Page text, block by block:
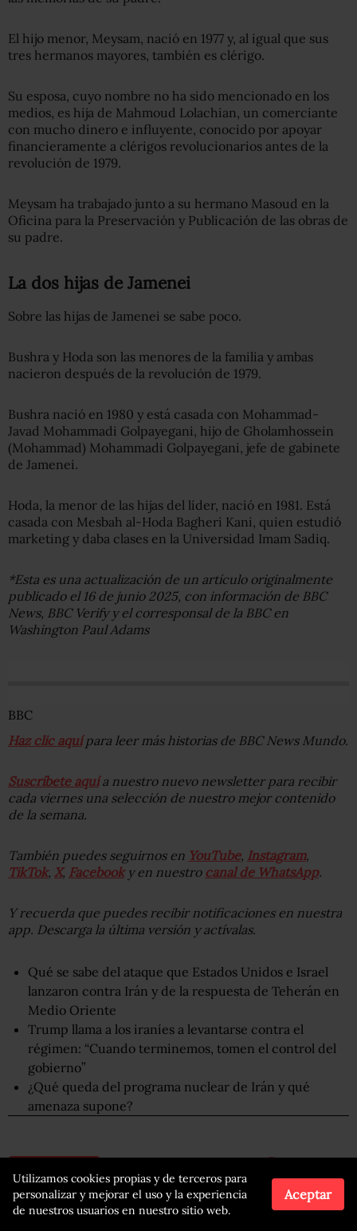
El hijo menor, Meysam, nació en 1977 y, al igual que sus
tres hermanos mayores, también es clérigo.
Su esposa, cuyo nombre no ha sido mencionado en los
medios, es hija de Mahmoud Lolachian, un comerciante
con mucho dinero e influyente, conocido por apoyar
financieramente a clérigos revolucionarios antes de la
revolución de 1979.
Meysam ha trabajado junto a su hermano Masoud en la
Oficina para la Preservación y Publicación de las obras de
su padre.
La dos hijas de Jamenei
Sobre las hijas de Jamenei se sabe poco.
Bushra y Hoda son las menores de la familia y ambas
nacieron después de la revolución de 1979.
Bushra nació en 1980 y está casada con Mohammad-
Javad Mohammadi Golpayegani, hijo de Gholamhossein
(Mohammad) Mohammadi Golpayegani, jefe de gabinete
de Jamenei.
Hoda, la menor de las hijas del líder, nació en 1981. Está
casada con Mesbah al-Hoda Bagheri Kani, quien estudió
marketing y daba clases en la Universidad Imam Sadiq.
*Esta es una actualización de un artículo originalmente
publicado el 16 de junio 2025, con información de BBC
News, BBC Verify y el corresponsal de la BBC en
Washington Paul Adams
BBC
Haz clic aquípara leer más historias de BBC News Mundo.
Suscríbete aquía nuestro nuevo newsletter para recibir
cada viernes una selección de nuestro mejor contenido
de la semana.
También puedes seguirnos en YouTube, Instagram,
TikTok, X, Facebooky en nuestro canal de WhatsApp.
Y recuerda que puedes recibir notificaciones en nuestra
app. Descarga la última versión y actívalas.
Qué se sabe del ataque que Estados Unidos e Israel
lanzaron contra Irán y de la respuesta de Teherán en
Medio Oriente
Trump llama a los iraníes a levantarse contra el
régimen: “Cuando terminemos, tomen el control del
gobierno”
¿Qué queda del programa nuclear de Irán y qué
amenaza supone?
Utilizamos cookies propias y de terceros para
personalizar y mejorar el uso y la experiencia
de nuestros usuarios en nuestro sitio web.
Aceptar